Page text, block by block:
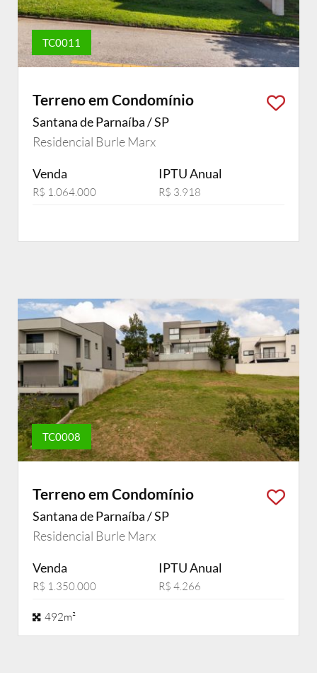
TC0011
Terreno em Condomínio
Santana de Parnaíba / SP
Residencial Burle Marx
Venda
R$ 1.064.000
IPTU Anual
R$ 3.918
TC0008
Terreno em Condomínio
Santana de Parnaíba / SP
Residencial Burle Marx
Venda
R$ 1.350.000
IPTU Anual
R$ 4.266
492m²